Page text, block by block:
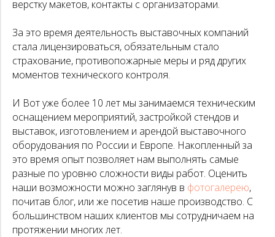
верстку макетов, контакты с организаторами.
За это время деятельность выставочных компаний
стала лицензироваться, обязательным стало
страхование, противопожарные меры и ряд других
моментов технического контроля.
И Вот уже более 10 лет мы занимаемся техническим
оснащением мероприятий, застройкой стендов и
выставок, изготовлением и арендой выставочного
оборудования по России и Европе. Накопленный за
это время опыт позволяет нам выполнять самые
разные по уровню сложности виды работ. Оценить
наши возможности можно заглянув в фотогалерею,
почитав блог, или же посетив наше производство. С
большинством наших клиентов мы сотрудничаем на
протяжении многих лет.